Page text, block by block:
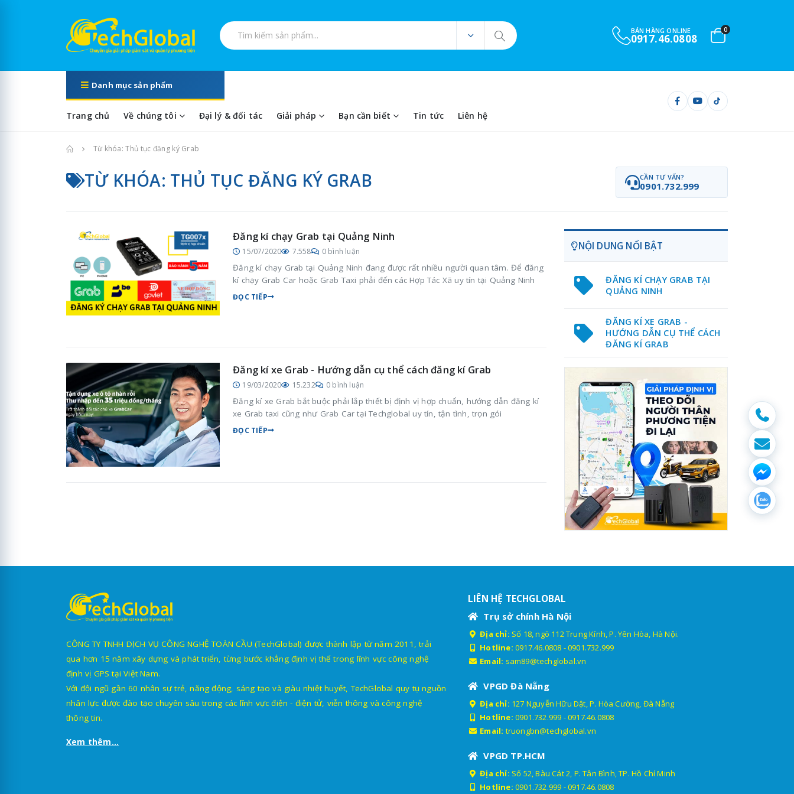
Tìm kiếm sản phẩm
BÁN HÀNG ONLINE
0917.46.0808
0
Danh mục sản phẩm
Trang chủ Về chúng tôi Đại lý & đối tác Giải pháp Bạn cần biết Tin tức Liên hệ
Trang chủTừ khóa: Thủ tục đăng ký Grab
TỪ KHÓA: THỦ TỤC ĐĂNG KÝ GRAB CẦN TƯ VẤN?
0901.732.999
Đăng kí chạy Grab tại Quảng Ninh
15/07/2020 7.558 0 bình luận
Đăng kí chạy Grab tại Quảng Ninh đang được rất nhiều người quan tâm. Để đăng
kí chạy Grab Car hoặc Grab Taxi phải đến các Hợp Tác Xã uy tín tại Quảng Ninh
ĐỌC TIẾP
Đăng kí xe Grab - Hướng dẫn cụ thể cách đăng kí Grab
19/03/2020 15.232 0 bình luận
Đăng kí xe Grab bắt buộc phải lắp thiết bị định vị hợp chuẩn, hướng dẫn đăng kí
xe Grab taxi cũng như Grab Car tại Techglobal uy tín, tận tình, trọn gói
ĐỌC TIẾP
NỘI DUNG NỔI BẬT
ĐĂNG KÍ CHẠY GRAB TẠI
QUẢNG NINH
ĐĂNG KÍ XE GRAB -
HƯỚNG DẪN CỤ THỂ CÁCH
ĐĂNG KÍ GRAB
CÔNG TY TNHH DỊCH VỤ CÔNG NGHỆ TOÀN CẦU (TechGlobal) được thành lập từ năm 2011, trải
qua hơn 15 năm xây dựng và phát triển, từng bước khẳng định vị thế trong lĩnh vực công nghệ
định vị GPS tại Việt Nam.
Với đội ngũ gần 60 nhân sự trẻ, năng động, sáng tạo và giàu nhiệt huyết, TechGlobal quy tụ nguồn
nhân lực được đào tạo chuyên sâu trong các lĩnh vực điện - điện tử, viễn thông và công nghệ
thông tin.
Xem thêm...
LIÊN HỆ TECHGLOBAL
Trụ sở chính Hà Nội
Địa chỉ: Số 18, ngõ 112 Trung Kính, P. Yên Hòa, Hà Nội.
Hotline: 0917.46.0808 -0901.732.999
Email: sam89@techglobal.vn
VPGD Đà Nẵng
Địa chỉ: 127 Nguyễn Hữu Dật, P. Hòa Cường, Đà Nẵng
Hotline: 0901.732.999 -0917.46.0808
Email: truongbn@techglobal.vn
VPGD TP.HCM
Địa chỉ: Số 52, Bàu Cát 2, P. Tân Bình, TP. Hồ Chí Minh
Hotline: 0901.732.999 -0917.46.0808